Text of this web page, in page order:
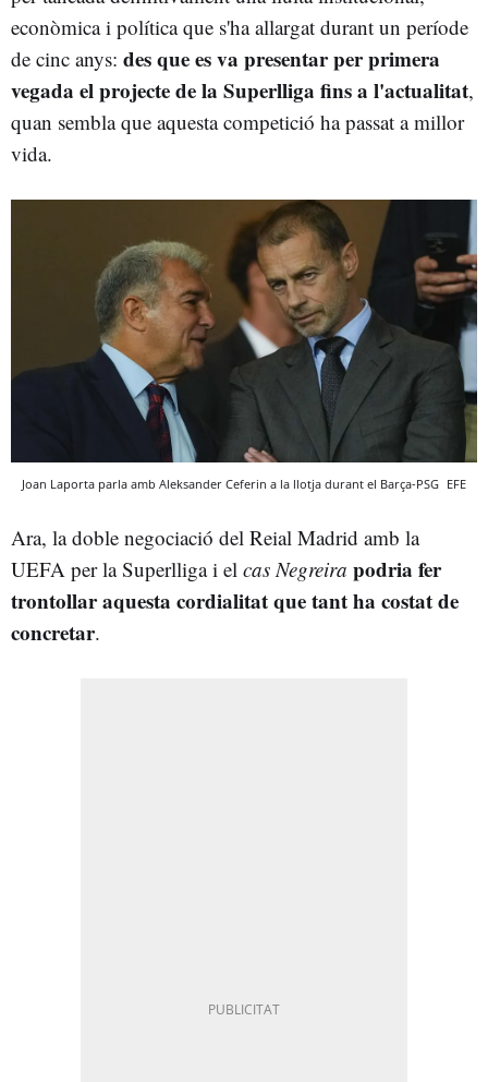
econòmica i política que s'ha allargat durant un període
de cinc anys: des que es va presentar per primera
vegada el projecte de la Superlliga fins a l'actualitat,
quan sembla que aquesta competició ha passat a millor
vida.
Joan Laporta parla amb Aleksander Ceferin a la llotja durant el Barça-PSG EFE
Ara, la doble negociació del Reial Madrid amb la
UEFA per la Superlliga i el cas Negreira podria fer
trontollar aquesta cordialitat que tant ha costat de
concretar.